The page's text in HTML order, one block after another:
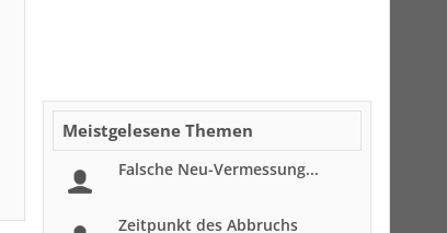
Meistgelesene Themen
Falsche Neu-Vermessung...
Zeitpunkt des Abbruchs